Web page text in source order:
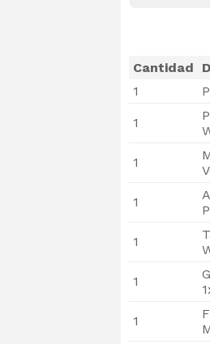
Cantidad
1
1
1
1
1
1
1